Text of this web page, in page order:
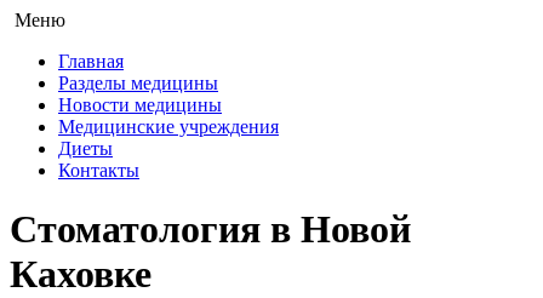
Меню
Главная
Разделы медицины
Новости медицины
Медицинские учреждения
Диеты
Контакты
Стоматология в Новой
Каховке